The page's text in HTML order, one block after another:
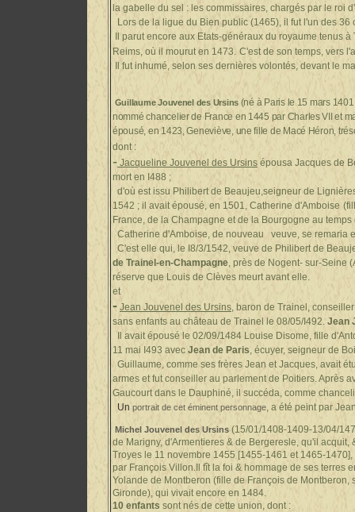
la gabelle du sel : les commissaires, chargés par le roi
Lors de la ligue du Bien public (1465), il fut l'un des
Il parut encore aux Etats-généraux du royaume tenus
Reims, où il mourut en 1473. C'est de son temps, vers
Il fut inhumé, selon ses dernières volontés, devant le
Guillaume Jouvenel des Ursins (né à Paris le 15 mars
nommé chancelier de France en 1445 par Charles VII et
épousé, en 1423, Geneviève, une fille de Macé Héron,
dont :
- Jacqueline Jouvenel des Ursins épousa Jacques de
mort en I488 ;
d'où est issu Philibert de Beaujeu,seigneur de
1542 ; il avait épousé, en 1501, Catherine d'Amboise
France, de la Champagne et de la Bourgogne au temps
Catherine d'Amboise, de nouveau veuve, se remaria
C'est elle qui, le I8/3/1542, veuve de Philibert de
de Trainel-en-Champagne, près de Nogent- sur-
réserve que Louis de Clèves meurt avant elle.
et
- Jean Jouvenel des Ursins, baron de Trainel,
sans enfants au château de Trainel le 08/05/I492. Jean
Il avait épousé le 02/09/1484 Louise Disome, fille
11 mai I493 avec Jean de Paris, écuyer, seigneur de
Guillaume, comme ses frères Jean et Jacques, avait
armes et fut conseiller au parlement de Poitiers. Après
Gaucourt dans le Dauphiné, il succéda, comme
Un portrait de cet éminent personnage, a été peint par
Michel Jouvenel des Ursins (15/01/1408-1409-13/04/
de Marigny, d'Armentieres & de Bergeresle, qu'il
Troyes le 11 novembre 1455 [1455-1461 et 1465-
par François Villon.Il fît la foi & hommage de ses terres
Yolande de Montberon (fille de François de
Gironde), qui vivait encore en 1484.
10 enfants sont nés de cette union, dont :